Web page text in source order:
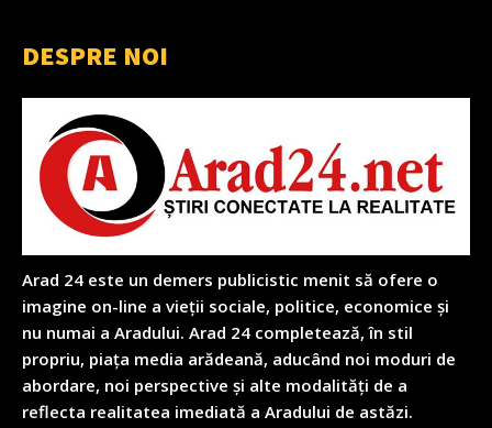
DESPRE NOI
Arad 24 este un demers publicistic menit să ofere o
imagine on-line a vieții sociale, politice, economice și
nu numai a Aradului. Arad 24 completează, în stil
propriu, piața media arădeană, aducând noi moduri de
abordare, noi perspective și alte modalități de a
reflecta realitatea imediată a Aradului de astăzi.